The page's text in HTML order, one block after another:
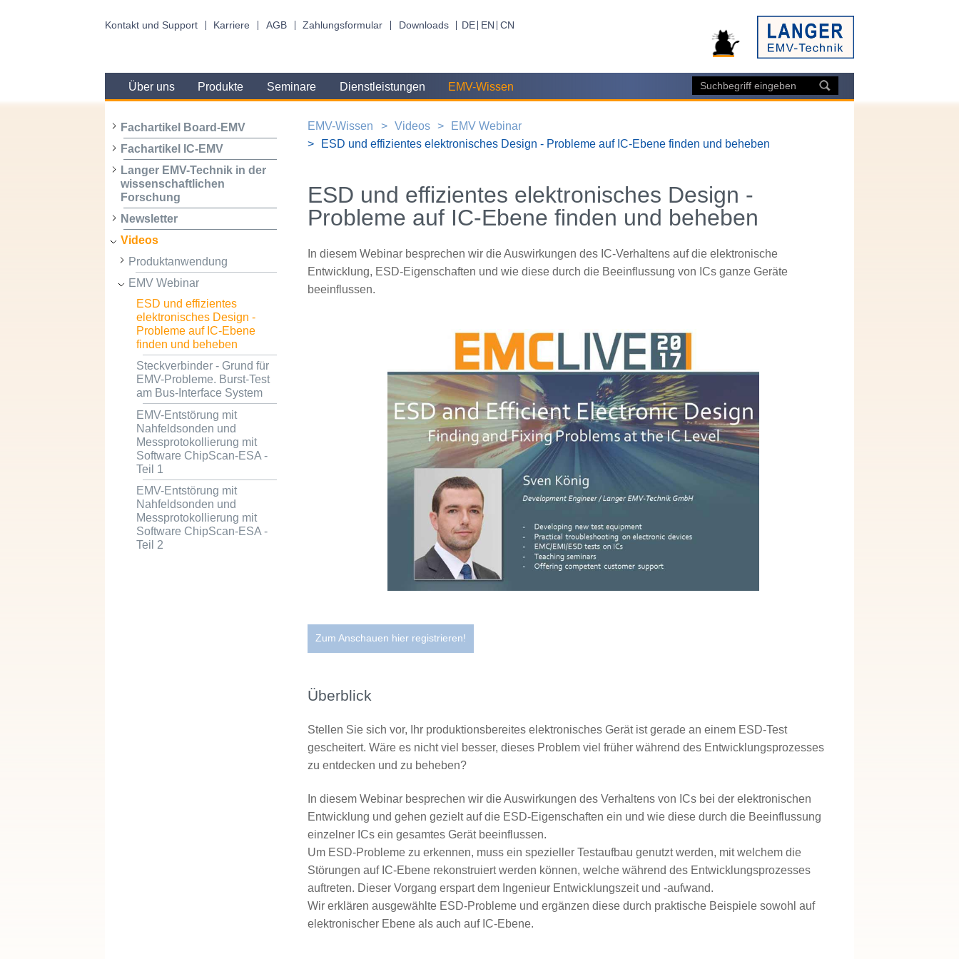
Kontakt und Support Karriere AGB Zahlungsformular Downloads DE EN CN
Über uns Produkte Seminare Dienstleistungen EMV-Wissen
Fachartikel Board-EMV
Fachartikel IC-EMV
Langer EMV-Technik in der
wissenschaftlichen
Forschung
Newsletter
Videos
Produktanwendung
EMV Webinar
ESD und effizientes
elektronisches Design -
Probleme auf IC-Ebene
finden und beheben
Steckverbinder - Grund für
EMV-Probleme. Burst-Test
am Bus-Interface System
EMV-Entstörung mit
Nahfeldsonden und
Messprotokollierung mit
Software ChipScan-ESA -
Teil 1
EMV-Entstörung mit
Nahfeldsonden und
Messprotokollierung mit
Software ChipScan-ESA -
Teil 2
EMV-Wissen Videos
EMV Webinar
ESD und effizientes elektronisches Design - Probleme auf IC-Ebene finden und beheben
ESD und effizientes elektronisches Design -
Probleme auf IC-Ebene finden und beheben
In diesem Webinar besprechen wir die Auswirkungen des IC-Verhaltens auf die elektronische
Entwicklung, ESD-Eigenschaften und wie diese durch die Beeinflussung von ICs ganze Geräte
beeinflussen.
Zum Anschauen hier registrieren!
Überblick
Stellen Sie sich vor, Ihr produktionsbereites elektronisches Gerät ist gerade an einem ESD-Test
gescheitert. Wäre es nicht viel besser, dieses Problem viel früher während des Entwicklungsprozesses
zu entdecken und zu beheben?
In diesem Webinar besprechen wir die Auswirkungen des Verhaltens von ICs bei der elektronischen
Entwicklung und gehen gezielt auf die ESD-Eigenschaften ein und wie diese durch die Beeinflussung
einzelner ICs ein gesamtes Gerät beeinflussen.
Um ESD-Probleme zu erkennen, muss ein spezieller Testaufbau genutzt werden, mit welchem die
Störungen auf IC-Ebene rekonstruiert werden können, welche während des Entwicklungsprozesses
auftreten. Dieser Vorgang erspart dem Ingenieur Entwicklungszeit und -aufwand.
Wir erklären ausgewählte ESD-Probleme und ergänzen diese durch praktische Beispiele sowohl auf
elektronischer Ebene als auch auf IC-Ebene.